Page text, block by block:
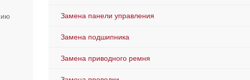
Замена панели управления
Замена подшипника
Замена приводного ремня